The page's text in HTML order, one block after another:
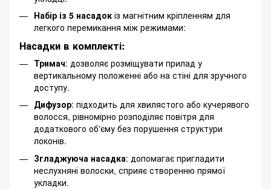
Набір із 5 насадок із магнітним кріпленням для
легкого перемикання між режимами:
Насадки в комплекті:
Тримач: дозволяє розміщувати прилад у
вертикальному положенні або на стіні для зручного
доступу.
Дифузор: підходить для хвилястого або кучерявого
волосся, рівномірно розподіляє повітря для
додаткового об'єму без порушення структури
локонів.
Згладжуюча насадка: допомагає пригладити
неслухняні волоски, сприяє створенню прямої
укладки.